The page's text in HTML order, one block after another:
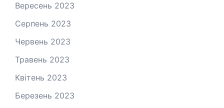
Вересень 2023
Серпень 2023
Червень 2023
Травень 2023
Квітень 2023
Березень 2023